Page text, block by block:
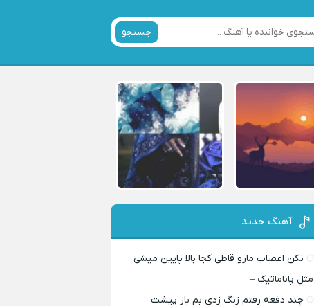
جستجو
آهنگ جدید
نکن اعصاب مارو قاطی کجا بالا پایین میشی
مثل پاناماتیک –
چند دفعه رفتم زنگ زدی بم باز پیشت